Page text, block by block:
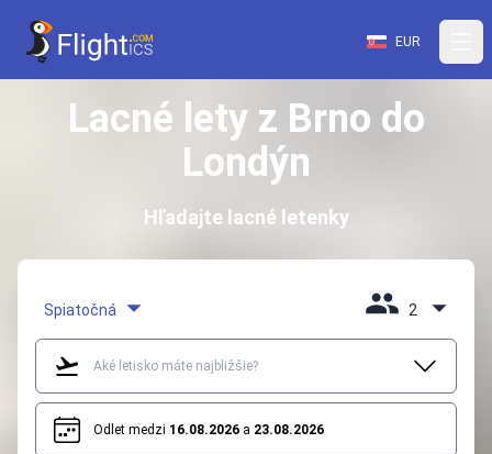
EUR
Lacné lety z Brno do
Londýn
Hľadajte lacné letenky
Spiatočná 2
Odlet medzi 16.08.2026 a 23.08.2026